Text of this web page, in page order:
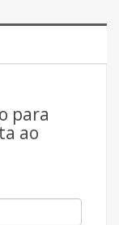
para
ao